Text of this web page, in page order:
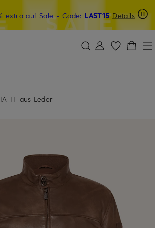
ZUM SUCHFELD ÜBERSPRINGEN
extra auf Sale- Code: LAST15 Details
mit Beyond sichern
TT aus Leder